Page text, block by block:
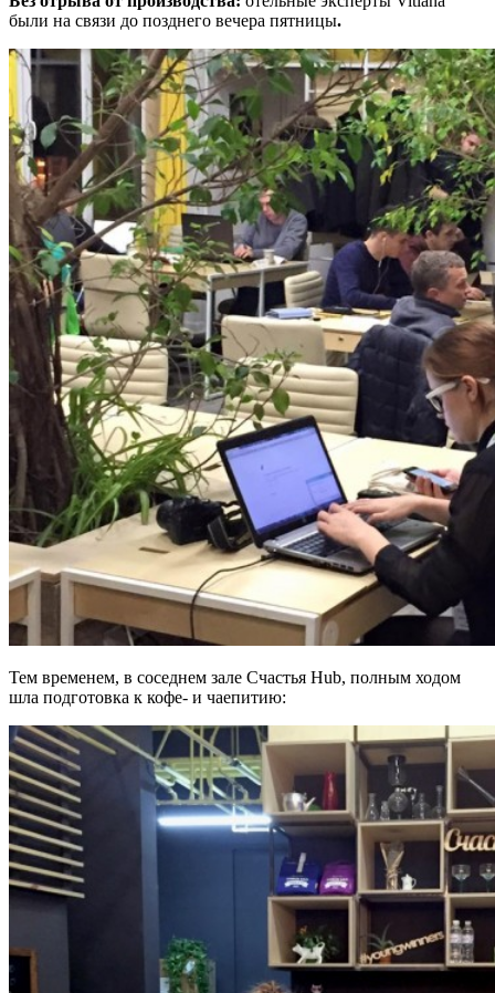
были на связи до позднего вечера пятницы.
Тем временем, в соседнем зале Cчастья Hub, полным ходом
шла подготовка к кофе- и чаепитию: